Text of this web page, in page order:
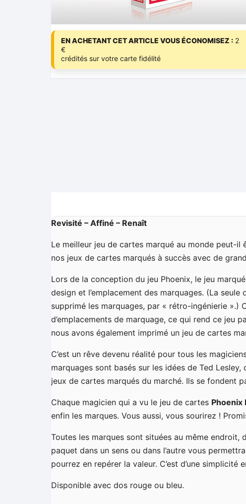
EN ACHETANT CET ARTICLE VOUS ÉCONOMISEZ : 2
€
crédités sur votre carte fidélité
Revisité – Affiné – Renaît
Le meilleur jeu de cartes marqué au monde peut-il
nos jeux de cartes marqués à succès avec de
Lors de la conception du jeu Phoenix, le jeu
design et l’emplacement des marquages. (La
supprimé les marquages, par « rétro-ingénierie ».)
d’emplacements de marquage, ce qui rend ce jeu
nous avons également imprimé un jeu de cartes
C’est un rêve devenu réalité pour tous les
marquages ​​sont basés sur les idées de Ted
jeux de cartes marqués du marché. Ils se fondent
Chaque magicien qui a vu le jeu de cartes Phoenix
enfin les marques. Vous aussi, vous sourirez !
Toutes les marques sont situées au même endroit,
paquet dans un sens ou dans l’autre vous
pourrez en repérer la valeur. C’est d’une simplicité
Disponible avec dos rouge ou bleu.